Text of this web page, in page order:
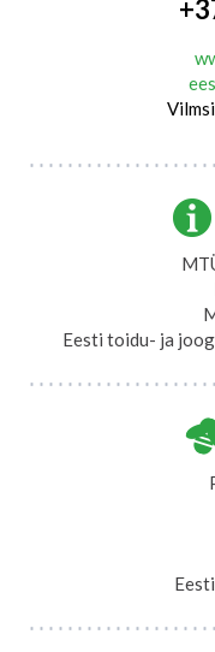
Eesti toidu- ja